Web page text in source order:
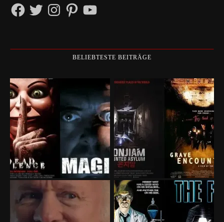
FacebookTwitterInstagramPinterestYouTube
BELIEBTESTE BEITRÄGE